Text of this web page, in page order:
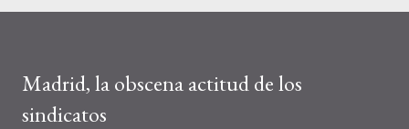
Madrid, la obscena actitud de los
sindicatos